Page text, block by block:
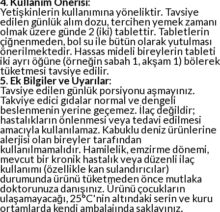
Yetişkinlerin kullanımına yöneliktir. Tavsiye
edilen günlük alım dozu, tercihen yemek zamanı
olmak üzere günde 2 (iki) tablettir. Tabletlerin
çiğnenmeden, bol su ile bütün olarak yutulması
önerilmektedir. Hassas mideli bireylerin tableti
iki ayrı öğüne (örneğin sabah 1, akşam 1) bölerek
tüketmesi tavsiye edilir.
5. Ek Bilgiler ve Uyarılar:
Tavsiye edilen günlük porsiyonu aşmayınız.
Takviye edici gıdalar normal ve dengeli
beslenmenin yerine geçemez. İlaç değildir;
hastalıkların önlenmesi veya tedavi edilmesi
amacıyla kullanılamaz. Kabuklu deniz ürünlerine
alerjisi olan bireyler tarafından
kullanılmamalıdır. Hamilelik, emzirme dönemi,
mevcut bir kronik hastalık veya düzenli ilaç
kullanımı (özellikle kan sulandırıcılar)
durumunda ürünü tüketmeden önce mutlaka
doktorunuza danışınız. Ürünü çocukların
ulaşamayacağı, 25°C'nin altındaki serin ve kuru
ortamlarda kendi ambalajında saklayınız.